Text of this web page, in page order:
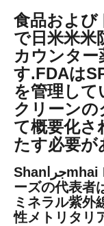
食品および
で日米米米
カウンター
す.FDAは
を管理して
クリーンの
て概要化さ
たす必要が
Shanجراmhai BFP新材料株式会社,製品シリ
ーズの代表者
ミネラル紫外
性メトリタリ